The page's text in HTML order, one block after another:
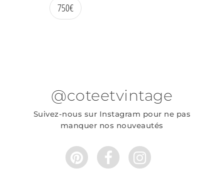
750€
@coteetvintage
Suivez-nous sur Instagram pour ne pas
manquer nos nouveautés